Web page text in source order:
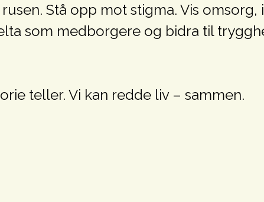
Stå opp mot stigma. Vis omsorg,
som medborgere og bidra til
teller. Vi kan redde liv – sammen.